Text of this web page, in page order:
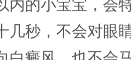
内的小宝宝，会
几秒，不会对眼